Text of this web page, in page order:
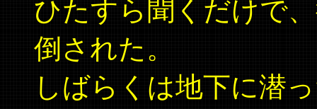
ひたすら聞くだけで
倒された。
しばらくは地下に潜